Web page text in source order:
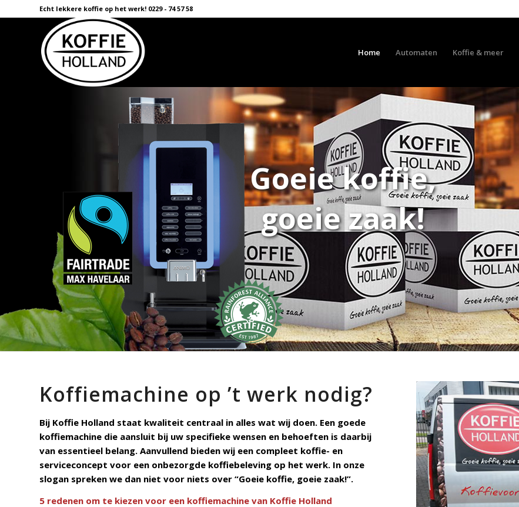
Echt lekkere koffie op het werk! 0229 - 74 57 58
Home Automaten Koffie & meer
Goeie koffie,
goeie zaak!
Koffiemachine op ’t werk nodig?
Bij Koffie Holland staat kwaliteit centraal in alles wat wij doen. Een goede
koffiemachine die aansluit bij uw specifieke wensen en behoeften is daarbij
van essentieel belang. Aanvullend bieden wij een compleet koffie- en
serviceconcept voor een onbezorgde koffiebeleving op het werk. In onze
slogan spreken we dan niet voor niets over “Goeie koffie, goeie zaak!”.
5 redenen om te kiezen voor een koffiemachine van Koffie Holland